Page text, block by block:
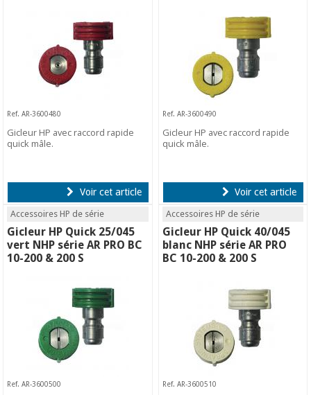
Ref. AR-3600480
Gicleur HP avec raccord rapide
quick mâle.
Voir cet article
Ref. AR-3600490
Gicleur HP avec raccord rapide
quick mâle.
Voir cet article
Accessoires HP de série
Gicleur HP Quick 25/045
vert NHP série AR PRO BC
10-200 & 200 S
Ref. AR-3600500
Accessoires HP de série
Gicleur HP Quick 40/045
blanc NHP série AR PRO
BC 10-200 & 200 S
Ref. AR-3600510